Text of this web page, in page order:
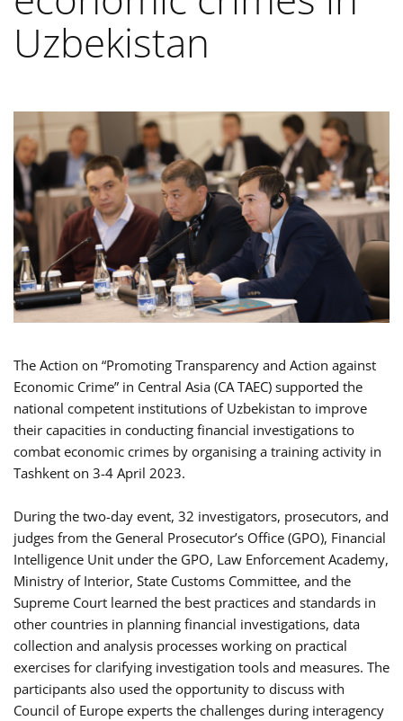
Uzbekistan
The Action on “Promoting Transparency and Action against
Economic Crime” in Central Asia (CA TAEC) supported the
national competent institutions of Uzbekistan to improve
their capacities in conducting financial investigations to
combat economic crimes by organising a training activity in
Tashkent on 3-4 April 2023.
During the two-day event, 32 investigators, prosecutors, and
judges from the General Prosecutor’s Office (GPO), Financial
Intelligence Unit under the GPO, Law Enforcement Academy,
Ministry of Interior, State Customs Committee, and the
Supreme Court learned the best practices and standards in
other countries in planning financial investigations, data
collection and analysis processes working on practical
exercises for clarifying investigation tools and measures. The
participants also used the opportunity to discuss with
Council of Europe experts the challenges during interagency